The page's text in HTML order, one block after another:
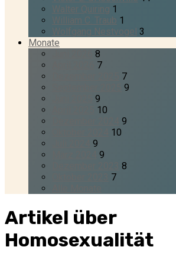
Walter Quiring 1
William C. Traub 1
Wolfgang Nestvogel 3
Monate
8
7
7
9
9
10
9
10
9
9
8
7
Artikel über
Homosexualität